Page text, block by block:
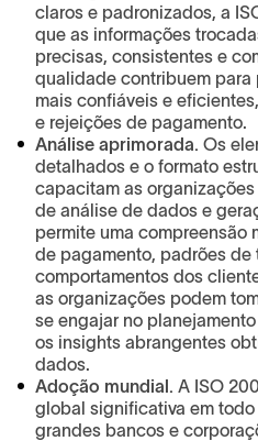
claros e padronizados, a
que as informações
precisas, consistentes e
qualidade contribuem
mais confiáveis e
e rejeições de pagamento.
Análise aprimorada. Os
detalhados e o formato
capacitam as
de análise de dados e
permite uma compreensão
de pagamento, padrões de
comportamentos dos
as organizações podem
se engajar no
os insights abrangentes
dados.
Adoção mundial. A ISO
global significativa em
grandes bancos e